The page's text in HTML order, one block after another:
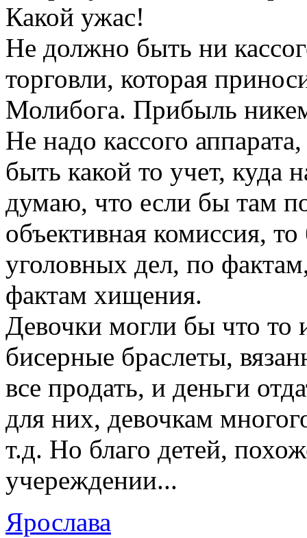
Какой ужас!
Не должно быть ни
торговли, которая
Молибога. Прибыль
Не надо кассого
быть какой то учет, куда
думаю, что если бы там
объективная комиссия,
уголовных дел, по
фактам хищения.
Девочки могли бы что то
бисерные браслеты,
все продать, и деньги
для них, девочкам
т.д. Но благо детей,
учереждении...
Ярослава